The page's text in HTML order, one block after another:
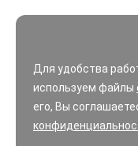
Для удобства
используем файлы
его, Вы